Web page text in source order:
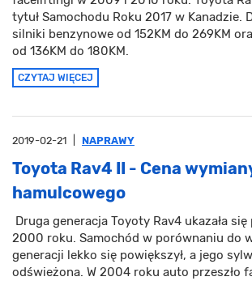
tytuł Samochodu Roku 2017 w Kanadzie.
silniki benzynowe od 152KM do 269KM
od 136KM do 180KM.
CZYTAJ WIĘCEJ
2019-02-21 NAPRAWY
Toyota Rav4 II - Cena
hamulcowego
Druga generacja Toyoty Rav4 ukazała
2000 roku. Samochód w porównaniu do
generacji lekko się powiększył, a jego
odświeżona. W 2004 roku auto przeszło